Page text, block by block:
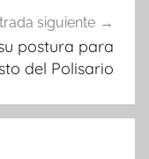
siguiente
postura para
del Polisario